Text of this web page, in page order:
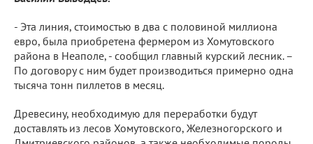
- Эта линия, стоимостью в два с половиной миллиона
евро, была приобретена фермером из Хомутовского
района в Неаполе, - сообщил главный курский лесник. –
По договору с ним будет производиться примерно одна
тысяча тонн пиллетов в месяц.
Древесину, необходимую для переработки будут
доставлять из лесов Хомутовского, Железногорского и